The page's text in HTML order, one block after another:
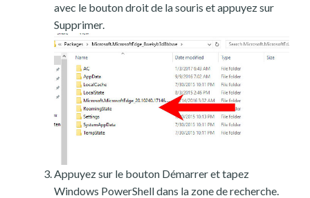
avec le bouton droit de la souris et appuyez sur
Supprimer.
Appuyez sur le bouton Démarrer et tapez
Windows PowerShell dans la zone de recherche.